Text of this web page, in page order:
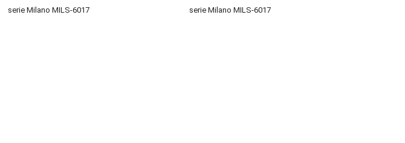
serie Milano MILS-6017 serie Milano MILS-6017